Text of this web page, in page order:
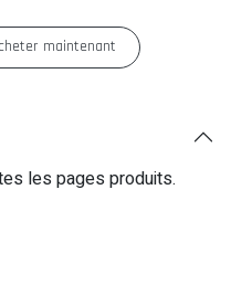
maintenant
les pages produits.